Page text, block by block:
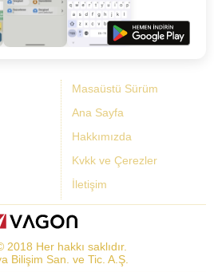
Masaüstü Sürüm
Ana Sayfa
Hakkımızda
Kvkk ve Çerezler
İletişim
Her hakkı saklıdır.
Bilişim San. ve Tic. A.Ş.